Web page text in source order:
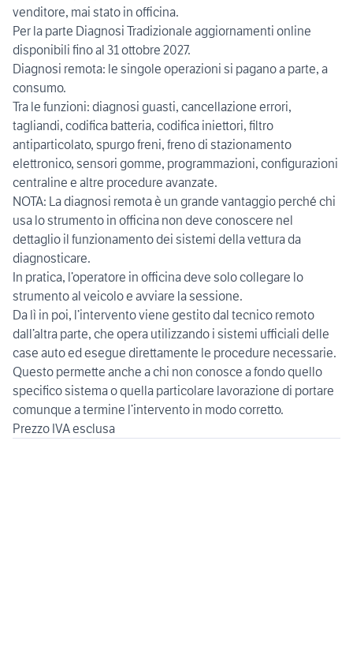
venditore, mai stato in officina.
Per la parte Diagnosi Tradizionale aggiornamenti online
disponibili fino al 31 ottobre 2027.
Diagnosi remota: le singole operazioni si pagano a parte, a
consumo.
Tra le funzioni: diagnosi guasti, cancellazione errori,
tagliandi, codifica batteria, codifica iniettori, filtro
antiparticolato, spurgo freni, freno di stazionamento
elettronico, sensori gomme, programmazioni, configurazioni
centraline e altre procedure avanzate.
NOTA: La diagnosi remota è un grande vantaggio perché chi
usa lo strumento in officina non deve conoscere nel
dettaglio il funzionamento dei sistemi della vettura da
diagnosticare.
In pratica, l’operatore in officina deve solo collegare lo
strumento al veicolo e avviare la sessione.
Da lì in poi, l’intervento viene gestito dal tecnico remoto
dall’altra parte, che opera utilizzando i sistemi ufficiali delle
case auto ed esegue direttamente le procedure necessarie.
Questo permette anche a chi non conosce a fondo quello
specifico sistema o quella particolare lavorazione di portare
comunque a termine l’intervento in modo corretto.